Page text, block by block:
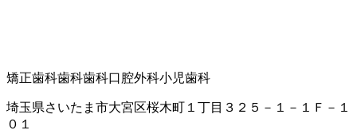
矯正歯科歯科歯科口腔外科小児歯科
埼玉県さいたま市大宮区桜木町１丁目３２５－１－１Ｆ－１
０１